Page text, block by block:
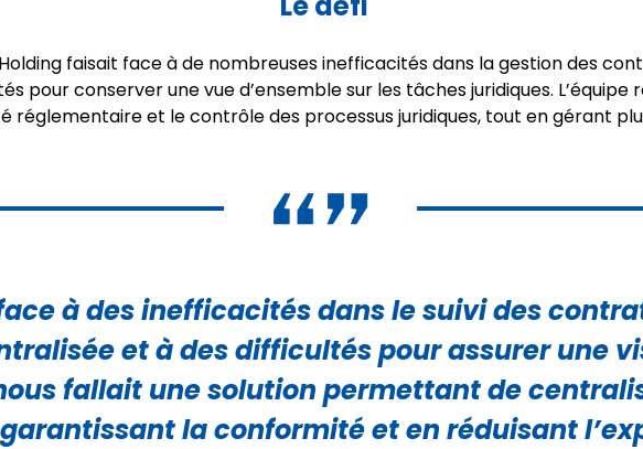
faisait face à de nombreuses inefficacités dans la gestion des
pour conserver une vue d’ensemble sur les tâches juridiques.
réglementaire et le contrôle des processus juridiques, tout en gérant
à des inefficacités dans le suivi des
et à des difficultés pour assurer une
fallait une solution permettant de
la conformité et en réduisant